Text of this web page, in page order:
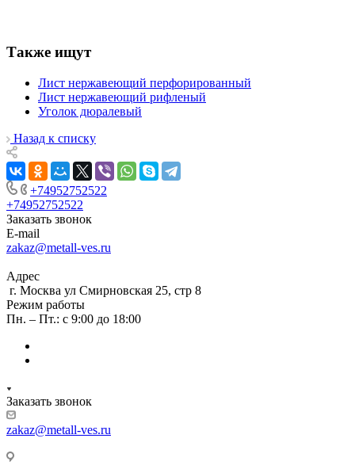
Также ищут
Лист нержавеющий перфорированный
Лист нержавеющий рифленый
Уголок дюралевый
Назад к списку
+74952752522
+74952752522
Заказать звонок
E-mail
zakaz@metall-ves.ru
Адрес
г. Москва ул Смирновская 25, стр 8
Режим работы
Пн. – Пт.: с 9:00 до 18:00
Заказать звонок
zakaz@metall-ves.ru